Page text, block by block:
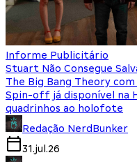
Informe Publicitário
Stuart Não Consegue
The Big Bang Theory
Spin-off já disponível na
quadrinhos ao holofote
Redação NerdBunker
31.jul.26